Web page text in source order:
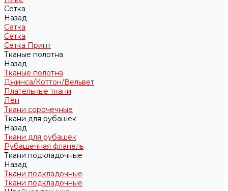
Сетка
Назад
Сетка
Сетка
Сетка Принт
Тканые полотна
Назад
Тканые полотна
Джинса/Коттон/Вельвет
Плательные ткани
Лён
Ткани сорочечные
Ткани для рубашек
Назад
Ткани для рубашек
Рубашечная фланель
Ткани подкладочные
Назад
Ткани подкладочные
Ткани подкладочные